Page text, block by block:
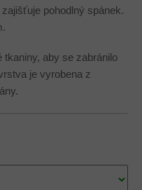
pohodlný spánek.
aby se zabránilo
je vyrobena z